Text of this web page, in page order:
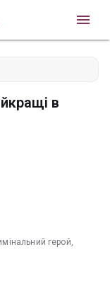

в
герой,